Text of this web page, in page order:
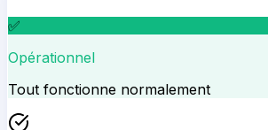
✅
Opérationnel
Tout fonctionne normalement